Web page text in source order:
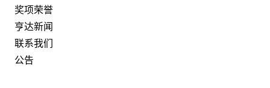
奖项荣誉
亨达新闻
联系我们
公告